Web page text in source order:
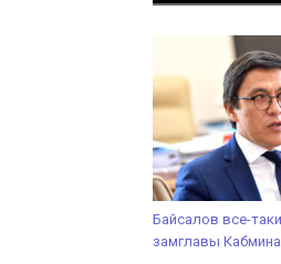
Байсалов все-
замглавы Кабмина